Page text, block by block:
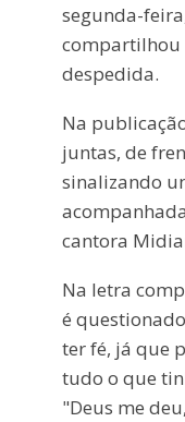
segunda-
compartilhou
despedida.
Na
juntas, de
sinalizando
cantora
Na letra
é
ter fé, já que
tudo o que
"Deus me